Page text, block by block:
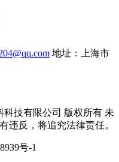
地址：上海市
科技有限公司 版权所有 未
违反，将追究法律责任。
号-1